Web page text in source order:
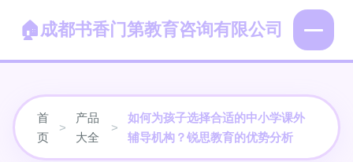
成都书香门第教育咨询有限公司
首
页
>
产品
大全
>
如何为孩子选择合适的中小学课外
辅导机构？锐思教育的优势分析